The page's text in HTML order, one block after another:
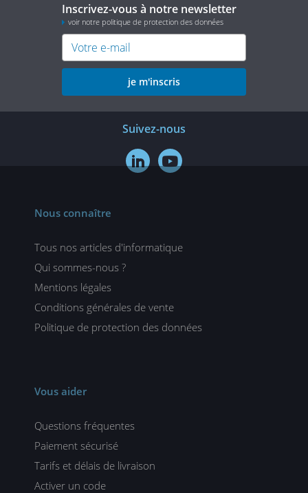
Inscrivez-vous à notre newsletter
voir notre politique de protection des données
je m'inscris
Suivez-nous
 
Nous connaître
Tous nos articles d'informatique
Qui sommes-nous ?
Mentions légales
Conditions générales de vente
Politique de protection des données
Vous aider
Questions fréquentes
Paiement sécurisé
Tarifs et délais de livraison
Activer un code